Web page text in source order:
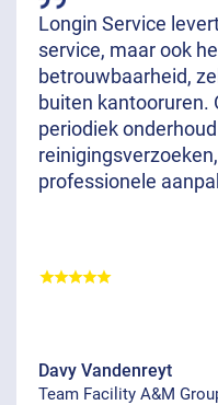
Longin Service
service, maar ook
betrouwbaarheid,
buiten kantooruren.
periodiek
professionele
Davy Vandenreyt
Team Facility A&M